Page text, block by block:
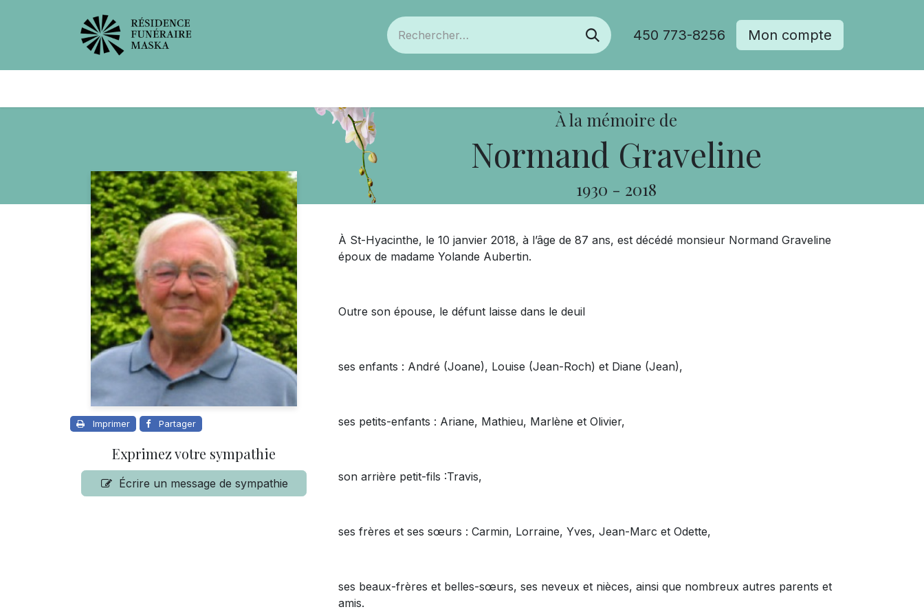
450 773-8256 Mon compte
À la mémoire de
Normand Graveline
1930 - 2018
Imprimer Partager
Exprimez votre sympathie
Écrire un message de sympathie
À St-Hyacinthe, le 10 janvier 2018, à l’âge de 87 ans, est décédé monsieur Normand Graveline
époux de madame Yolande Aubertin.
Outre son épouse, le défunt laisse dans le deuil
ses enfants : André (Joane), Louise (Jean-Roch) et Diane (Jean),
ses petits-enfants : Ariane, Mathieu, Marlène et Olivier,
son arrière petit-fils :Travis,
ses frères et ses sœurs : Carmin, Lorraine, Yves, Jean-Marc et Odette,
ses beaux-frères et belles-sœurs, ses neveux et nièces, ainsi que nombreux autres parents et
amis.